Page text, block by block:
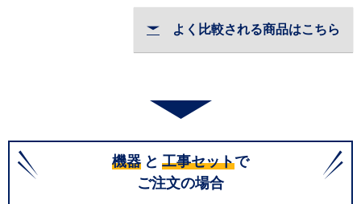
よく比較される商品はこちら
機器 と 工事セットで
ご注文の場合